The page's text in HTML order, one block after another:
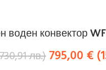
воден конвектор
лв.)795,00 €(